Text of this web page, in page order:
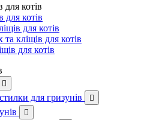
для котів
для котів
для котів
кліщів для котів
для котів

для гризунів 
